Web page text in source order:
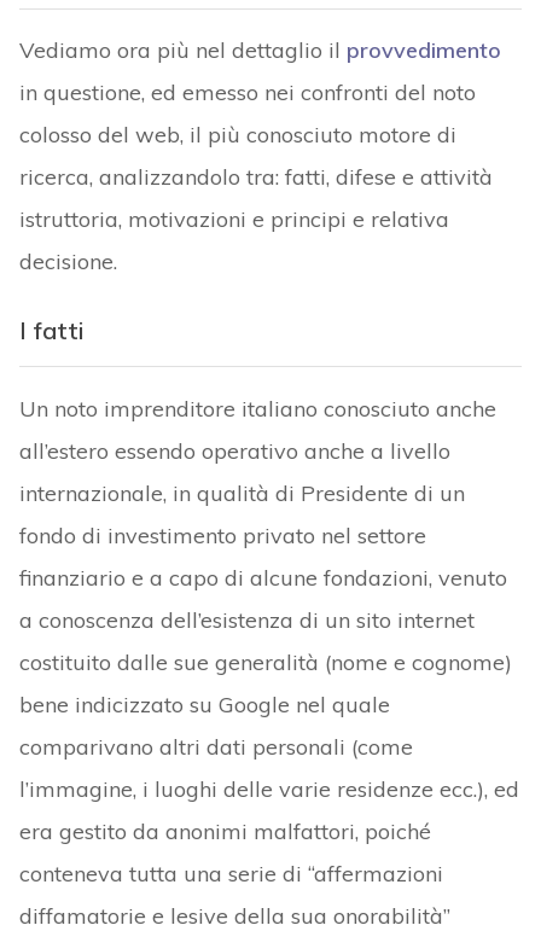
Vediamo ora più nel dettaglio il provvedimento
in questione, ed emesso nei confronti del noto
colosso del web, il più conosciuto motore di
ricerca, analizzandolo tra: fatti, difese e attività
istruttoria, motivazioni e principi e relativa
decisione.
I fatti
Un noto imprenditore italiano conosciuto anche
all’estero essendo operativo anche a livello
internazionale, in qualità di Presidente di un
fondo di investimento privato nel settore
finanziario e a capo di alcune fondazioni, venuto
a conoscenza dell’esistenza di un sito internet
costituito dalle sue generalità (nome e cognome)
bene indicizzato su Google nel quale
comparivano altri dati personali (come
l’immagine, i luoghi delle varie residenze ecc.), ed
era gestito da anonimi malfattori, poiché
conteneva tutta una serie di “affermazioni
diffamatorie e lesive della sua onorabilità”